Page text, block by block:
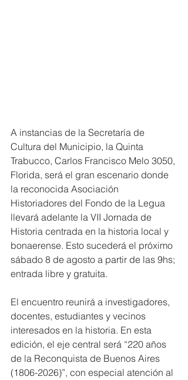
A instancias de la Secretaría de
Cultura del Municipio, la Quinta
Trabucco, Carlos Francisco Melo 3050,
Florida, será el gran escenario donde
la reconocida Asociación
Historiadores del Fondo de la Legua
llevará adelante la VII Jornada de
Historia centrada en la historia local y
bonaerense. Esto sucederá el próximo
sábado 8 de agosto a partir de las 9hs;
entrada libre y gratuita.
El encuentro reunirá a investigadores,
docentes, estudiantes y vecinos
interesados en la historia. En esta
edición, el eje central será “220 años
de la Reconquista de Buenos Aires
(1806-2026)”, con especial atención al